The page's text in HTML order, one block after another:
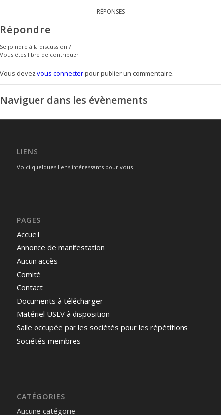
RÉPONSES
Répondre
Se joindre à la discussion ?
Vous êtes libre de contribuer !
Vous devez vous connecterpour publier un commentaire.
Naviguer dans les évènements
LIENS
Voici quelques liens intéressants pour vous !
PAGES
Accueil
Annonce de manifestation
Aucun accès
Comité
Contact
Documents à télécharger
Matériel USLV à disposition
Salle occupée par les sociétés pour les répétitions
Sociétés membres
CATÉGORIES
Aucune catégorie